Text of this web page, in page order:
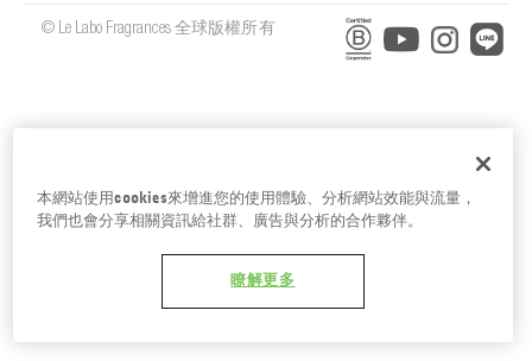
© Le Labo Fragrances 全球版權所有
本網站使用cookies來增進您的使用體驗、分析網站效能與流量，
我們也會分享相關資訊給社群、廣告與分析的合作夥伴。
瞭解更多